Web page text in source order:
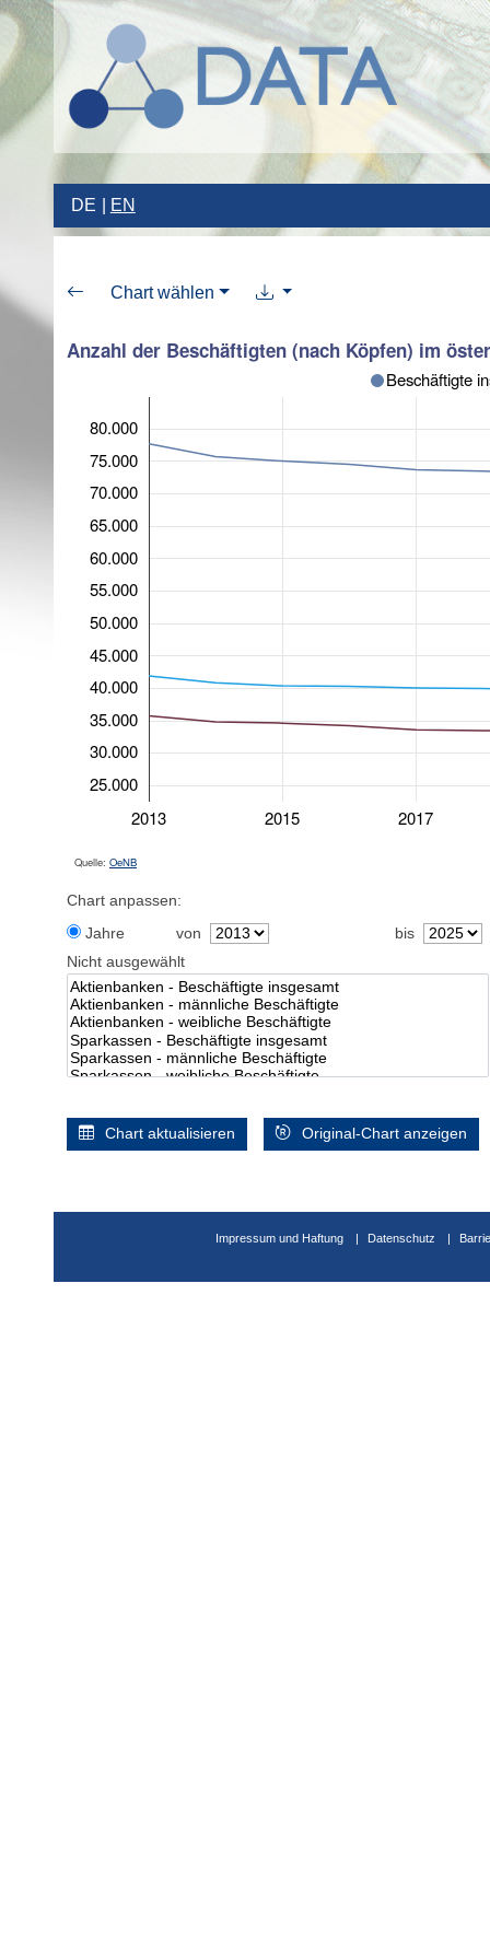
DE EN
Chart wählen
Anzahl der Beschäftigten (nach Köpfen) im
2013 2015 2017
25.000
30.000
35.000
40.000
45.000
50.000
55.000
60.000
65.000
70.000
75.000
80.000
Beschäftigte
Quelle: OeNB
Chart anpassen:
Jahre
von
bis
Nicht ausgewählt
Chart aktualisieren Original-Chart anzeigen
Impressum und Haftung Datenschutz